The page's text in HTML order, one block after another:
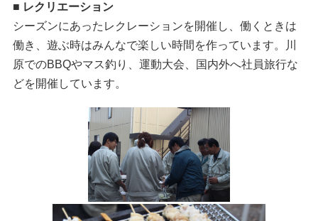
■ レクリエーション
シーズンにあったレクレーションを開催し、働くときは
働き、遊ぶ時はみんなで楽しい時間を作っています。川
原でのBBQやマス釣り、運動大会、国内外へ社員旅行な
どを開催しています。